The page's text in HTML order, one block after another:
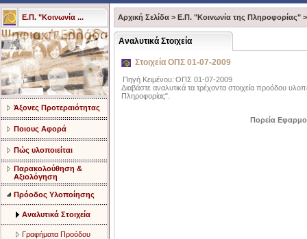
Ε.Π. "Κοινωνία ...
Άξονες Προτεραιότητας
Ποιους Αφορά
Πώς υλοποιείται
Παρακολούθηση &
Αξιολόγηση
Πρόοδος Υλοποίησης
Aναλυτικά Στοιχεία
Γραφήματα Προόδου
Αρχική Σελίδα > Ε.Π. "Κοινωνία της Πληροφορίας"
Aναλυτικά Στοιχεία
Στοιχεία ΟΠΣ 01-07-2009
Πηγή Κειμένου: ΟΠΣ 01-07-2009
Διαβάστε αναλυτικά τα τρέχοντα στοιχεία προόδου
Πληροφορίας".
Πορεία